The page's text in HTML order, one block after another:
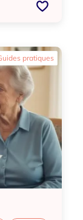
pratiques